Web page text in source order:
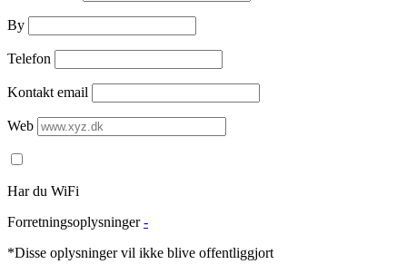
By
Telefon
Kontakt email
Web
Har du WiFi
Forretningsoplysninger -
*Disse oplysninger vil ikke blive offentliggjort